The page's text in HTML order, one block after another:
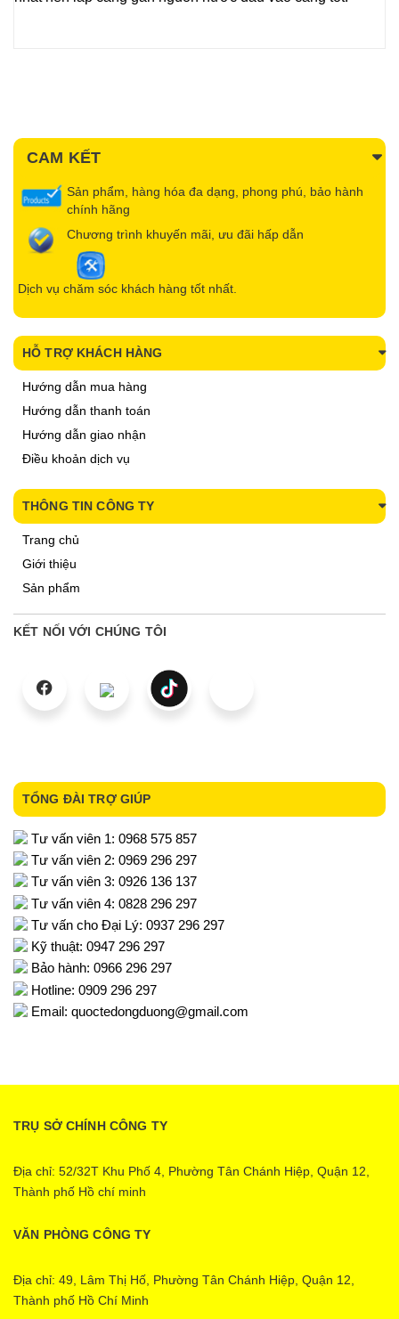
CAM KẾT
Sản phẩm, hàng hóa đa dạng, phong phú, bảo hành
chính hãng
Chương trình khuyến mãi, ưu đãi hấp dẫn
Dịch vụ chăm sóc khách hàng tốt nhất.
HỖ TRỢ KHÁCH HÀNG
Hướng dẫn mua hàng
Hướng dẫn thanh toán
Hướng dẫn giao nhận
Điều khoản dịch vụ
THÔNG TIN CÔNG TY
Trang chủ
Giới thiệu
Sản phẩm
KẾT NỐI VỚI CHÚNG TÔI
TỔNG ĐÀI TRỢ GIÚP
Tư vấn viên 1: 0968 575 857
Tư vấn viên 2: 0969 296 297
Tư vấn viên 3: 0926 136 137
Tư vấn viên 4: 0828 296 297
Tư vấn cho Đại Lý: 0937 296 297
Kỹ thuật: 0947 296 297
Bảo hành: 0966 296 297
Hotline: 0909 296 297
Email: quoctedongduong@gmail.com
TRỤ SỞ CHÍNH CÔNG TY
Địa chỉ: 52/32T Khu Phố 4, Phường Tân Chánh Hiệp, Quận 12,
Thành phố Hồ chí minh
VĂN PHÒNG CÔNG TY
Địa chỉ: 49, Lâm Thị Hố, Phường Tân Chánh Hiệp, Quận 12,
Thành phố Hồ Chí Minh